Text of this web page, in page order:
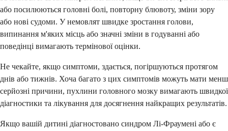
або посилюються головні болі, повторну блювоту, зміни зору
або нові судоми. У немовлят швидке зростання голови,
випинання м'яких місць або значні зміни в годуванні або
поведінці вимагають термінової оцінки.
Не чекайте, якщо симптоми, здається, погіршуються протягом
днів або тижнів. Хоча багато з цих симптомів можуть мати менш
серйозні причини, пухлини головного мозку вимагають швидкої
діагностики та лікування для досягнення найкращих результатів.
Якщо вашій дитині діагностовано синдром Лі-Фраумені або є